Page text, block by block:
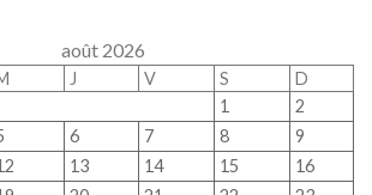
août 2026
J V S
D
1
2
6 7 8
9
13 14 15
16